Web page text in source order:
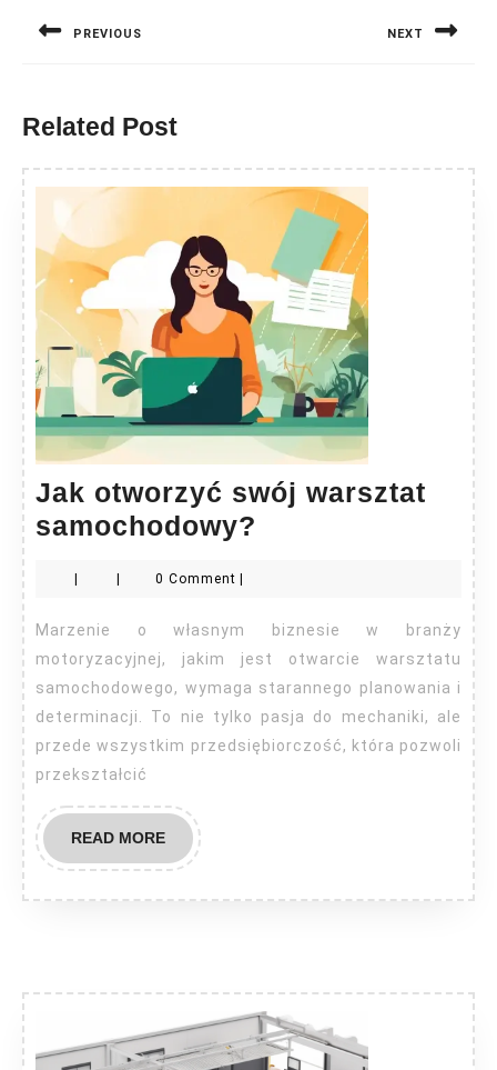
PREVIOUS NEXT
Related Post
Jak otworzyć swój warsztat
samochodowy?
warsztat
samochodowy?
0 Comment
Marzenie o własnym biznesie w branży
motoryzacyjnej, jakim jest otwarcie warsztatu
samochodowego, wymaga starannego planowania i
determinacji. To nie tylko pasja do mechaniki, ale
przede wszystkim przedsiębiorczość, która pozwoli
przekształcić
READ MOREREAD
MORE